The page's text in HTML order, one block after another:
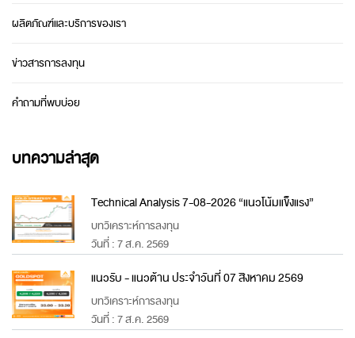
ผลิตภัณฑ์และบริการของเรา
ข่าวสารการลงทุน
คำถามที่พบบ่อย
บทความล่าสุด
Technical Analysis 7-08-2026 “แนวโน้มแข็งแรง”
บทวิเคราะห์การลงทุน
วันที่ : 7 ส.ค. 2569
แนวรับ - แนวต้าน ประจำวันที่ 07 สิงหาคม 2569
บทวิเคราะห์การลงทุน
วันที่ : 7 ส.ค. 2569